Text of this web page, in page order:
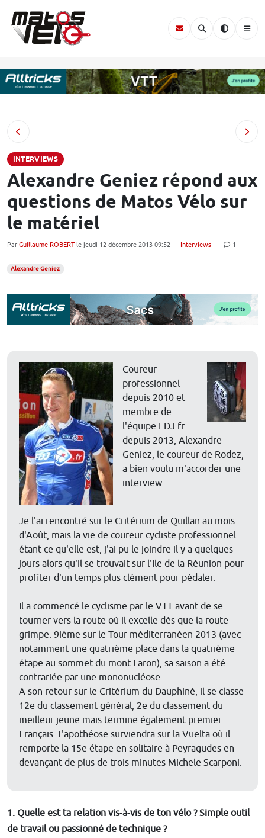
INTERVIEWS
Alexandre Geniez répond aux
questions de Matos Vélo sur
le matériel
Par Guillaume ROBERT le jeudi 12 décembre 2013 09:52 — Interviews — 1
Alexandre Geniez
Coureur
professionnel
depuis 2010 et
membre de
l'équipe FDJ.fr
depuis 2013, Alexandre
Geniez, le coureur de Rodez,
a bien voulu m'accorder une
interview.
Je l'ai rencontré sur le Critérium de Quillan au mois
d'Août, mais la vie de coureur cycliste professionnel
étant ce qu'elle est, j'ai pu le joindre il y a quelques
jours alors qu'il se trouvait sur l'Ile de la Réunion pour
profiter d'un temps plus clément pour pédaler.
Il a commencé le cyclisme par le VTT avant de se
tourner vers la route où il excelle dès que la route
grimpe. 9ième sur le Tour méditerranéen 2013 (avec
notamment une quatrième place dans la quatrième
étape au sommet du mont Faron), sa saison a été
contrariée par une mononucléose.
A son retour sur le Critérium du Dauphiné, il se classe
12e du classement général, 2e du classement du
meilleur jeune mais termine également premier
Français. L'apothéose surviendra sur la Vuelta où il
remporte la 15e étape en solitaire à Peyragudes en
devançant de plus de trois minutes Michele Scarponi.
1. Quelle est ta relation vis-à-vis de ton vélo ? Simple outil
de travail ou passionné de technique ?